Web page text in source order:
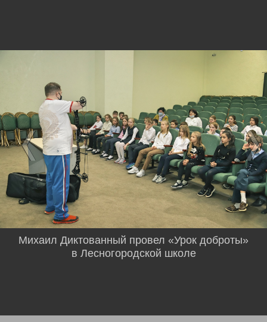
Михаил Диктованный провел «Урок доброты»
в Лесногородской школе